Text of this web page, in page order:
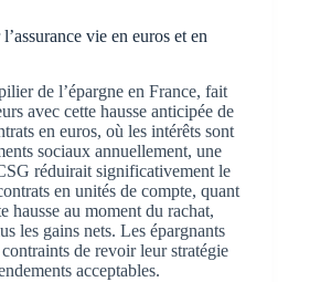
vie en euros et en
de l’épargne en France, fait
avec cette hausse anticipée de
en euros, où les intérêts sont
sociaux annuellement, une
réduirait significativement le
en unités de compte, quant
hausse au moment du rachat,
les gains nets. Les épargnants
de revoir leur stratégie
acceptables.